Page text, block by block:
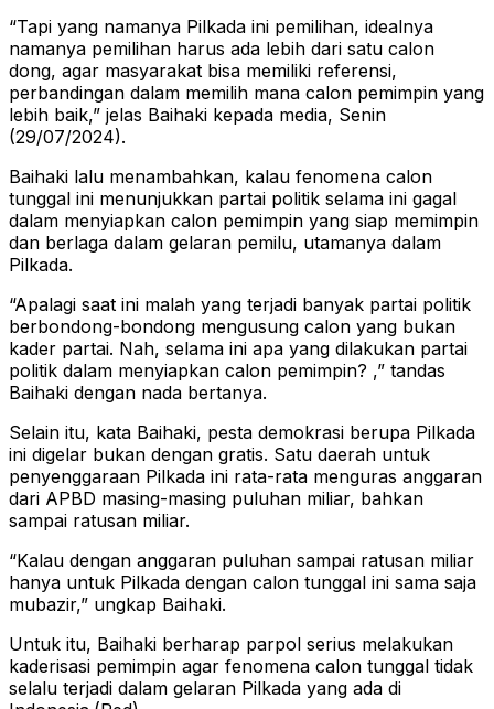
“Tapi yang namanya Pilkada ini pemilihan, idealnya
namanya pemilihan harus ada lebih dari satu calon
dong, agar masyarakat bisa memiliki referensi,
perbandingan dalam memilih mana calon pemimpin yang
lebih baik,” jelas Baihaki kepada media, Senin
(29/07/2024).
Baihaki lalu menambahkan, kalau fenomena calon
tunggal ini menunjukkan partai politik selama ini gagal
dalam menyiapkan calon pemimpin yang siap memimpin
dan berlaga dalam gelaran pemilu, utamanya dalam
Pilkada.
“Apalagi saat ini malah yang terjadi banyak partai politik
berbondong-bondong mengusung calon yang bukan
kader partai. Nah, selama ini apa yang dilakukan partai
politik dalam menyiapkan calon pemimpin? ,” tandas
Baihaki dengan nada bertanya.
Selain itu, kata Baihaki, pesta demokrasi berupa Pilkada
ini digelar bukan dengan gratis. Satu daerah untuk
penyenggaraan Pilkada ini rata-rata menguras anggaran
dari APBD masing-masing puluhan miliar, bahkan
sampai ratusan miliar.
“Kalau dengan anggaran puluhan sampai ratusan miliar
hanya untuk Pilkada dengan calon tunggal ini sama saja
mubazir,” ungkap Baihaki.
Untuk itu, Baihaki berharap parpol serius melakukan
kaderisasi pemimpin agar fenomena calon tunggal tidak
selalu terjadi dalam gelaran Pilkada yang ada di